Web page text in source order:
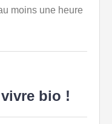
moins une heure
bio !